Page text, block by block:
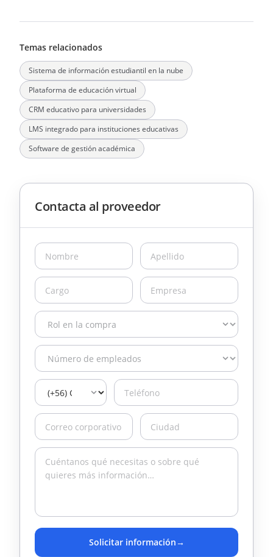
Temas relacionados
Sistema de información estudiantil en la nube
Plataforma de educación virtual
CRM educativo para universidades
LMS integrado para instituciones educativas
Software de gestión académica
Contacta al proveedor
Solicitar información→